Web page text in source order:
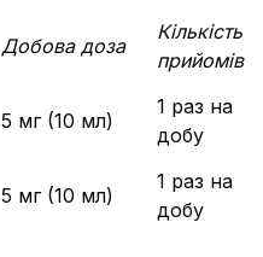
Добова доза
Кількість
прийомів
5 мг (10 мл)
1 раз на
добу
5 мг (10 мл)
1 раз на
добу